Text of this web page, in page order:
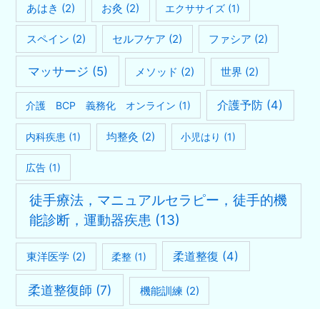
あはき (2) お灸 (2) エクササイズ (1)
スペイン (2) セルフケア (2) ファシア (2)
マッサージ (5) メソッド (2) 世界 (2)
介護 BCP 義務化 オンライン (1) 介護予防 (4)
内科疾患 (1) 均整灸 (2) 小児はり (1)
広告 (1)
徒手療法，マニュアルセラピー，徒手的機
能診断，運動器疾患 (13)
東洋医学 (2) 柔整 (1) 柔道整復 (4)
柔道整復師 (7) 機能訓練 (2)